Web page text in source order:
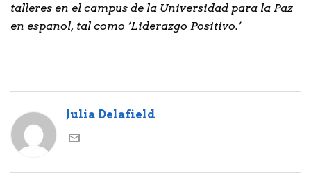
talleres en el campus de la Universidad para la Paz
en espanol, tal como ‘Liderazgo Positivo.’
Julia Delafield